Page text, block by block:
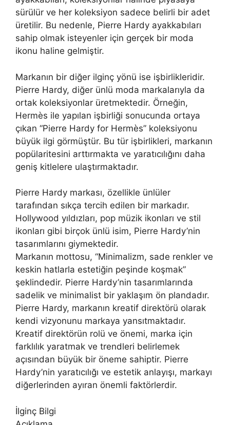
sürülür ve her koleksiyon sadece belirli bir adet
üretilir. Bu nedenle, Pierre Hardy ayakkabıları
sahip olmak isteyenler için gerçek bir moda
ikonu haline gelmiştir.
Markanın bir diğer ilginç yönü ise işbirlikleridir.
Pierre Hardy, diğer ünlü moda markalarıyla da
ortak koleksiyonlar üretmektedir. Örneğin,
Hermès ile yapılan işbirliği sonucunda ortaya
çıkan “Pierre Hardy for Hermès” koleksiyonu
büyük ilgi görmüştür. Bu tür işbirlikleri, markanın
popülaritesini arttırmakta ve yaratıcılığını daha
geniş kitlelere ulaştırmaktadır.
Pierre Hardy markası, özellikle ünlüler
tarafından sıkça tercih edilen bir markadır.
Hollywood yıldızları, pop müzik ikonları ve stil
ikonları gibi birçok ünlü isim, Pierre Hardy’nin
tasarımlarını giymektedir.
Markanın mottosu, “Minimalizm, sade renkler ve
keskin hatlarla estetiğin peşinde koşmak”
şeklindedir. Pierre Hardy’nin tasarımlarında
sadelik ve minimalist bir yaklaşım ön plandadır.
Pierre Hardy, markanın kreatif direktörü olarak
kendi vizyonunu markaya yansıtmaktadır.
Kreatif direktörün rolü ve önemi, marka için
farklılık yaratmak ve trendleri belirlemek
açısından büyük bir öneme sahiptir. Pierre
Hardy’nin yaratıcılığı ve estetik anlayışı, markayı
diğerlerinden ayıran önemli faktörlerdir.
İlginç Bilgi